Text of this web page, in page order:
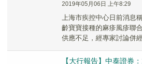
2019年05月06日 上午8:29
上海市疾控中心日前消息
齡寶寶接種的麻疹風疹聯
供應不足，經專家討論併
苗(...
【大行報告】中泰證券